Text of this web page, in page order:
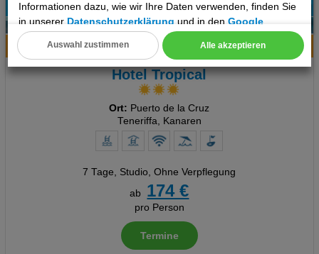
Informationen dazu, wie wir Ihre Daten verwenden, finden Sie
in unsererDatenschutzerklärung und in denGoogle
Datenschutz- und Nutzungsbedingungen
Cookie Einstellungen
Social Media Cookies
Alle akzeptieren
Auswahl zustimmen
30%
Hotelinfo Bilder Karte
Hotel Tropical
Ort: Puerto de la Cruz
Teneriffa, Kanaren
7 Tage, Studio, Ohne Verpflegung
ab
174 €
pro Person
Termine